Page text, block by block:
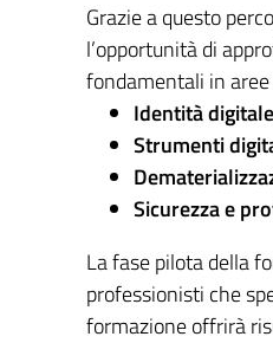
Grazie a questo
l’opportunità di
fondamentali in
Identità digitale
Strumenti
Sicurezza e
La fase pilota della
professionisti che
formazione offrirà